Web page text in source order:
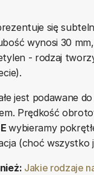
się
wynosi 30
- rodzaj
jest podawane
Prędkość
wybieramy
(choć
Jakie rodzaje